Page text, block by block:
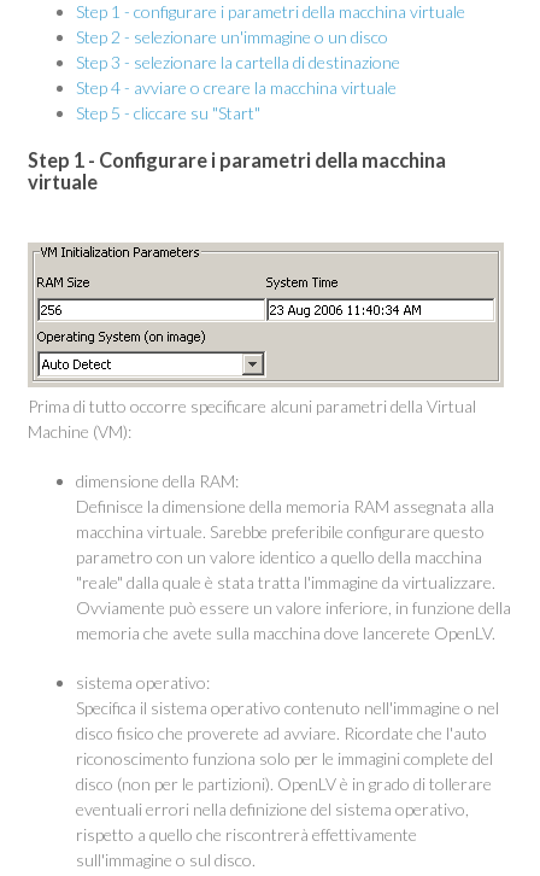
Step 1 - configurare i parametri della macchina virtuale
Step 2 - selezionare un'immagine o un disco
Step 3 - selezionare la cartella di destinazione
Step 4 - avviare o creare la macchina virtuale
Step 5 - cliccare su "Start"
Step 1 - Configurare i parametri della macchina
virtuale
Prima di tutto occorre specificare alcuni parametri della Virtual
Machine (VM):
dimensione della RAM:
Definisce la dimensione della memoria RAM assegnata alla
macchina virtuale. Sarebbe preferibile configurare questo
parametro con un valore identico a quello della macchina
"reale" dalla quale è stata tratta l'immagine da virtualizzare.
Ovviamente può essere un valore inferiore, in funzione della
memoria che avete sulla macchina dove lancerete OpenLV.
sistema operativo:
Specifica il sistema operativo contenuto nell'immagine o nel
disco fisico che proverete ad avviare. Ricordate che l'auto
riconoscimento funziona solo per le immagini complete del
disco (non per le partizioni). OpenLV è in grado di tollerare
eventuali errori nella definizione del sistema operativo,
rispetto a quello che riscontrerà effettivamente
sull'immagine o sul disco.